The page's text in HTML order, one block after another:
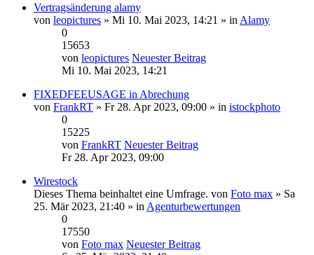
Vertragsänderung alamy
von leopictures » Mi 10. Mai 2023, 14:21 » in Alamy
0
15653
von leopictures Neuester Beitrag
Mi 10. Mai 2023, 14:21
FIXEDFEEUSAGE in Abrechung
von FrankRT » Fr 28. Apr 2023, 09:00 » in istockphoto
0
15225
von FrankRT Neuester Beitrag
Fr 28. Apr 2023, 09:00
Wirestock
Dieses Thema beinhaltet eine Umfrage. von Foto max » Sa
25. Mär 2023, 21:40 » in Agenturbewertungen
0
17550
von Foto max Neuester Beitrag